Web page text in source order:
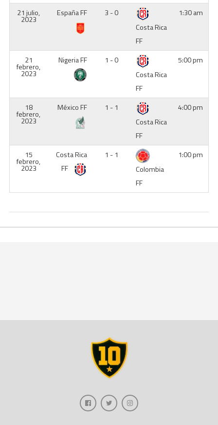
21 julio,
2023
España FF
3 - 0
Costa Rica
FF
1:30 am
21
febrero,
2023
Nigeria FF
1 - 0
Costa Rica
FF
5:00 pm
18
febrero,
2023
México FF
1 - 1
Costa Rica
FF
4:00 pm
15
febrero,
2023
Costa Rica
FF
1 - 1
Colombia
FF
1:00 pm